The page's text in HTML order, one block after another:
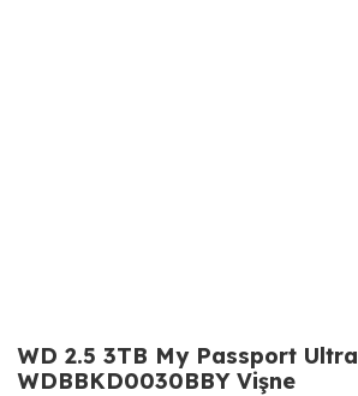
WD 2.5 3TB My Passport Ultra
WDBBKD0030BBY Vişne